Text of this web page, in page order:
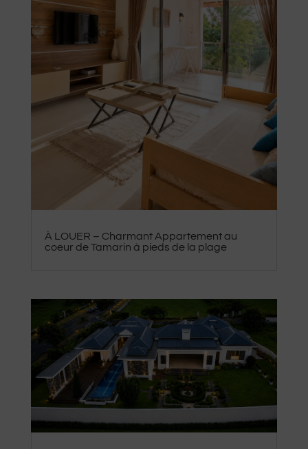
À LOUER – Charmant Appartement au
coeur de Tamarin à pieds de la plage